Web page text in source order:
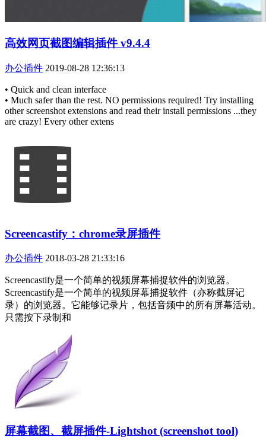
高效网页截图编辑插件 v9.4.4
办公插件 2019-08-28 12:36:13
• Quick and clean interface
• Much safer than the rest. NO permissions required! Try installing
other screenshot extensions and read their install permissions ...they
are crazy! Every other extens
Screencastify：chrome录屏插件
办公插件 2018-03-28 21:33:16
Screencastify是一个简单的视频屏幕捕捉软件的浏览器。
Screencastify是一个简单的视频屏幕捕捉软件（亦称截屏记
录）的浏览器。它能够记录片，包括音频中的所有屏幕活动。
只需按下录制和
屏幕截图、截屏插件-Lightshot (screenshot tool)